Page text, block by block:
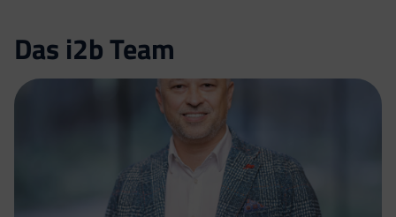
Das i2b Team